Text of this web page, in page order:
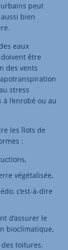
peut
bien
eaux
être
des vents
stress
l’enrobé ou au
les îlots de
:
végétalisée,
c’est-à-dire
d’assurer le
bioclimatique,
toitures.